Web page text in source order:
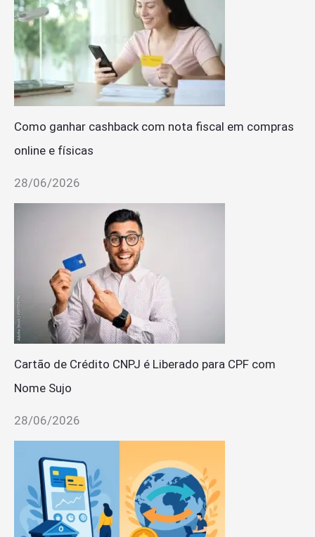
Como ganhar cashback com nota fiscal em compras
online e físicas
28/06/2026
Cartão de Crédito CNPJ é Liberado para CPF com
Nome Sujo
28/06/2026